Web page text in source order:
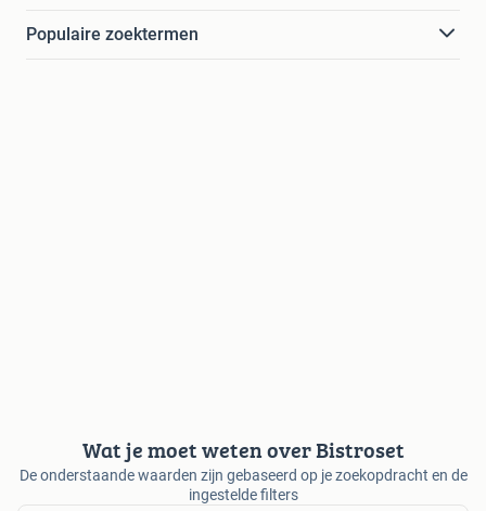
Populaire zoektermen
Wat je moet weten over Bistroset
De onderstaande waarden zijn gebaseerd op je zoekopdracht en de
ingestelde filters